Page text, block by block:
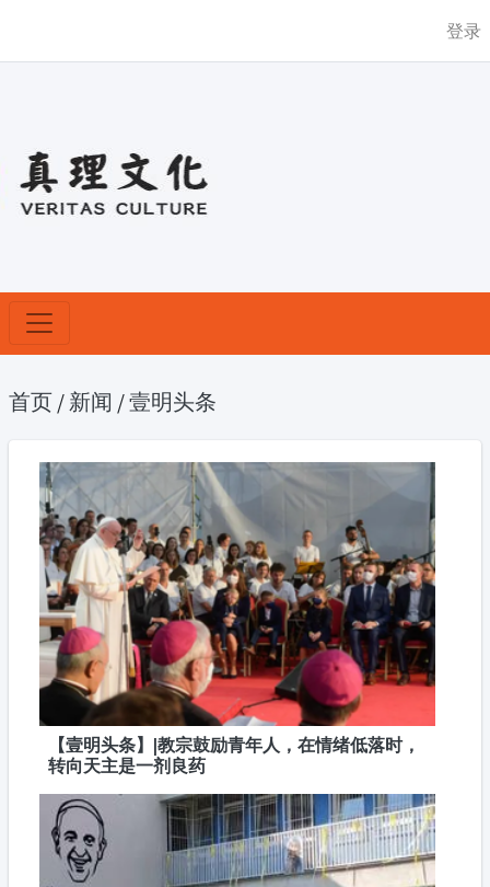
登录
首页 / 新闻 /壹明头条
【壹明头条】|教宗鼓励青年人，在情绪低落时，
转向天主是一剂良药